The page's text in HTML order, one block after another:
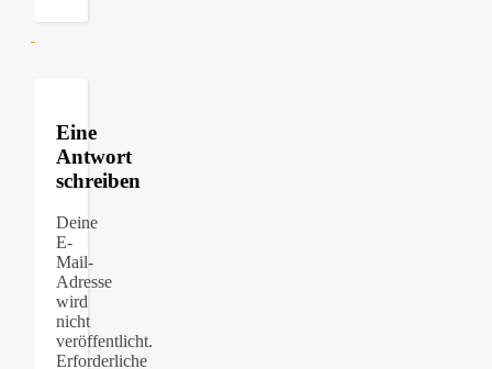
Eine
Antwort
schreiben
Deine
E-
Mail-
Adresse
wird
nicht
veröffentlicht.
Erforderliche